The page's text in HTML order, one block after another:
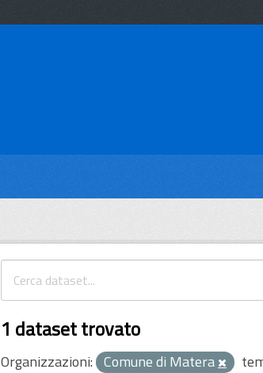
1 dataset trovato
Organizzazioni: Comune di Matera